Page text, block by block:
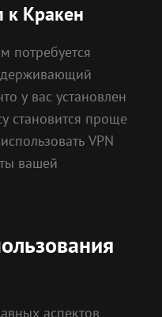
к Кракен
потребуется
у вас установлен
становится проще
VPN
вашей
аспектов